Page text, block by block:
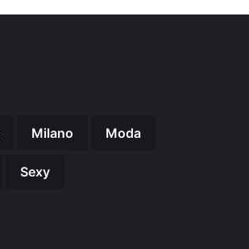
Milano Moda
Sexy